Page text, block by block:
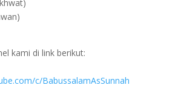
kami di link berikut:
c/BabussalamAsSunnah